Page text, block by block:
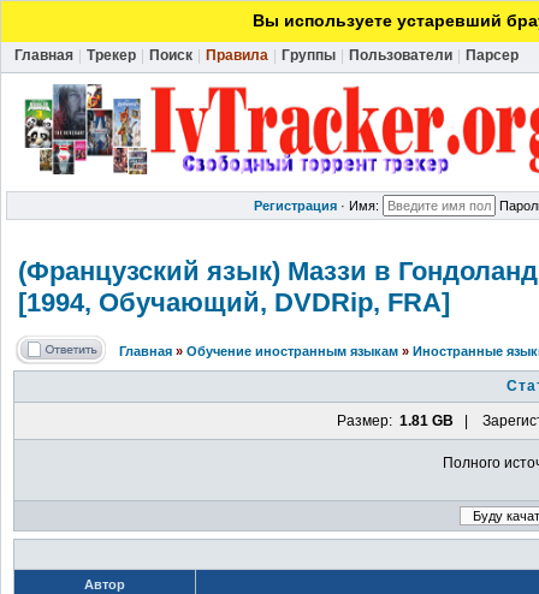
Вы используете устаревший
Главная Трекер Поиск Правила Группы Пользователи Парсер
Регистрация · Имя:
(Французский язык) Маззи в
[1994, Обучающий, DVDRip, FRA]
Главная » Обучение иностранным языкам » Иностранные
Размер: 1.81 GB |
Полного
Автор